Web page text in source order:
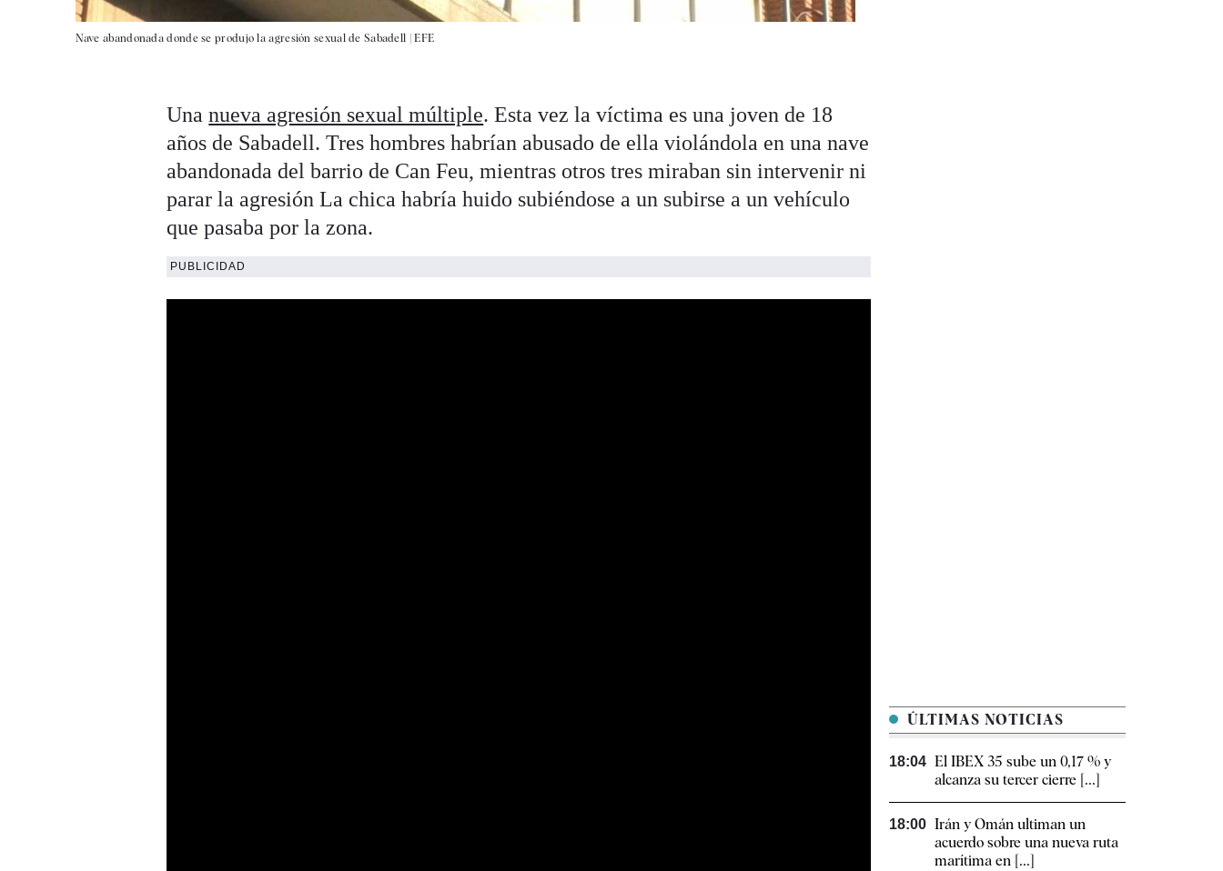
Nave abandonada donde se produjo la agresión sexual de Sabadell |EFE
Unanueva agresión sexual múltiple. Esta vez la víctima es una joven de 18
años de Sabadell. Tres hombres habrían abusado de ella violándola en una nave
abandonada del barrio de Can Feu, mientras otros tres miraban sin intervenir ni
parar la agresión La chica habría huido subiéndose a un subirse a un vehículo
que pasaba por la zona.
PUBLICIDAD
ÚLTIMAS NOTICIAS
18:04 El IBEX 35 sube un 0,17 % y
alcanza su tercer cierre [...]
18:00 Irán y Omán ultiman un
acuerdo sobre una nueva ruta
marítima en [...]